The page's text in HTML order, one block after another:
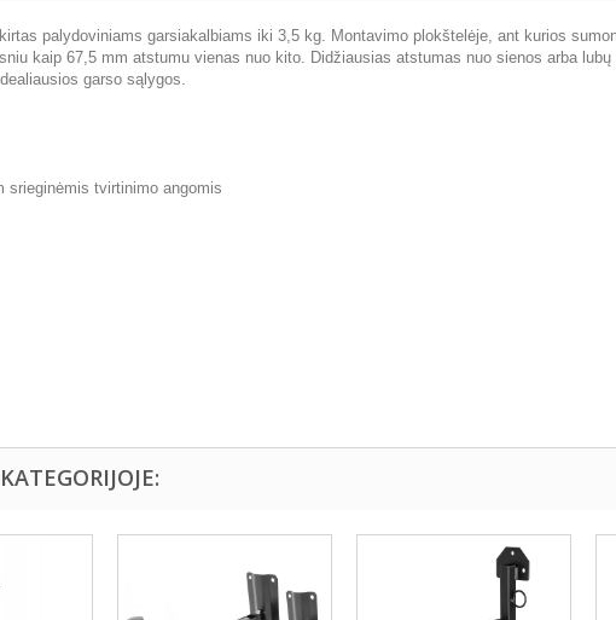
palydoviniams garsiakalbiams iki 3,5 kg. Montavimo plokštelėje, ant kurios
kaip 67,5 mm atstumu vienas nuo kito. Didžiausias atstumas nuo sienos arba
garso sąlygos.
srieginėmis tvirtinimo angomis